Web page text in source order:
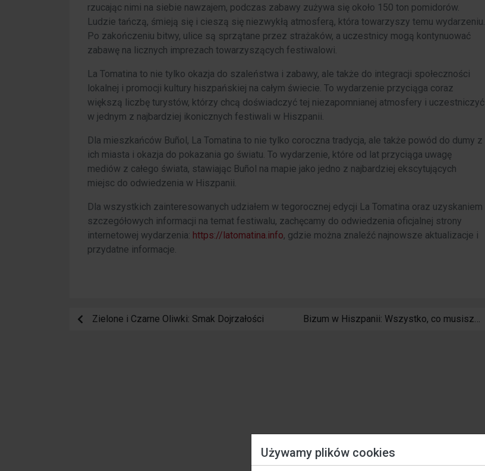
rzucając nimi na siebie nawzajem, podczas zabawy zużywa się około 150 ton pomidorów.
Ludzie tańczą, śmieją się i cieszą się niezwykłą atmosferą, która towarzyszy temu wydarzeniu.
Po zakończeniu bitwy, ulice są sprzątane przez strażaków, a uczestnicy mogą kontynuować
zabawę na licznych imprezach towarzyszących festiwalowi.
La Tomatina to nie tylko okazja do szaleństwa i zabawy, ale także do integracji społeczności
lokalnej i promocji kultury hiszpańskiej na całym świecie. To wydarzenie przyciąga coraz
większą liczbę turystów, którzy chcą doświadczyć tej niezapomnianej atmosfery i uczestniczyć
w jednym z najbardziej ikonicznych festiwali w Hiszpanii.
Dla mieszkańców Buñol, La Tomatina to nie tylko coroczna tradycja, ale także powód do dumy z
ich miasta i okazja do pokazania go światu. To wydarzenie, które od lat przyciąga uwagę
mediów z całego świata, stawiając Buñol na mapie jako jedno z najbardziej ekscytujących
miejsc do odwiedzenia w Hiszpanii.
Dla wszystkich zainteresowanych udziałem w tegorocznej edycji La Tomatina oraz uzyskaniem
szczegółowych informacji na temat festiwalu, zachęcamy do odwiedzenia oficjalnej strony
internetowej wydarzenia: https://latomatina.info, gdzie można znaleźć najnowsze aktualizacje i
przydatne informacje.
Zielone i Czarne Oliwki: Smak Dojrzałości Bizum w Hiszpanii: Wszystko, co musisz wiedzieć
Używamy plików cookies